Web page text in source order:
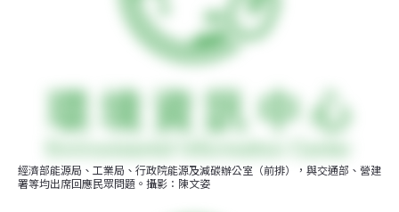
經濟部能源局、工業局、行政院能源及減碳辦公室（前排），與交通部、營建
署等均出席回應民眾問題。攝影：陳文姿